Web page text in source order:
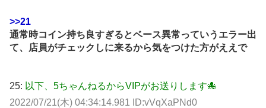
>>21
通常時コイン持ち良すぎるとベース異常っていうエラー出
て、店員がチェックしに来るから気をつけた方がええで
25: 以下、5ちゃんねるからVIPがお送りします🐙
2022/07/21(木) 04:34:14.981 ID:vVqXaPNd0